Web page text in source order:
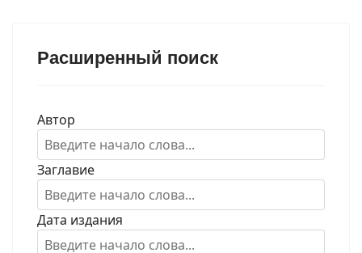
Расширенный поиск
Автор
Заглавие
Дата издания